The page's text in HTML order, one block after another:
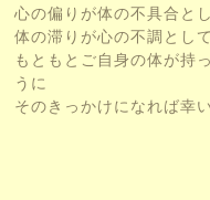
心の偏りが体の不具合と
体の滞り が心の不調とし
もともとご自身の体が持
うに
そのきっかけになれば幸い